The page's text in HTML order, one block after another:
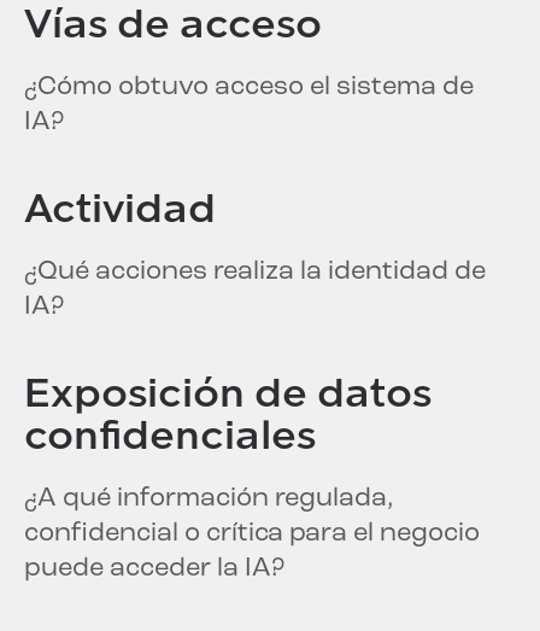
Vías de acceso
¿Cómo obtuvo acceso el sistema de
IA?
Actividad
¿Qué acciones realiza la identidad de
IA?
Exposición de datos
confidenciales
¿A qué información regulada,
confidencial o crítica para el negocio
puede acceder la IA?